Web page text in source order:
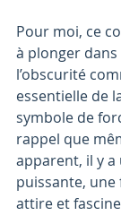
Pour moi, ce
à plonger dans
l’obscurité
essentielle de
symbole de
rappel que
apparent, il y a
puissante,
attire et